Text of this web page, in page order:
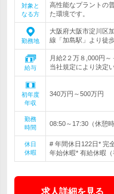
対象と
なる方
高性能なプラントの
た環境です。
勤務地
大阪府大阪市淀川区
線「加島駅」より徒
給与
月給2２万８,000円
当社規定により決定
初年度
年収
340万円～500万円
勤務
時間
08:50～17:30（休憩時
休日
休暇
# 年間休日122日* 完
年始休暇* 有給休暇（
求人詳細を見る